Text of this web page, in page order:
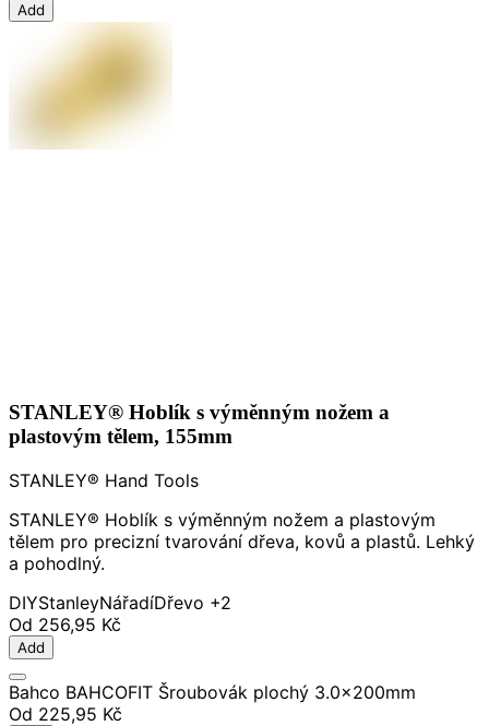
Add
STANLEY® Hoblík s výměnným nožem a
plastovým tělem, 155mm
STANLEY® Hand Tools
STANLEY® Hoblík s výměnným nožem a plastovým
tělem pro precizní tvarování dřeva, kovů a plastů. Lehký
a pohodlný.
DIYStanleyNářadíDřevo +2
Od 256,95 Kč
Add
Bahco BAHCOFIT Šroubovák plochý 3.0x200mm
Od 225,95 Kč